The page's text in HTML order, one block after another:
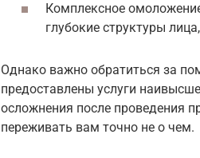
Комплексное
глубокие структуры
Однако важно обратиться за
предоставлены услуги
осложнения после проведения
переживать вам точно не о чем.